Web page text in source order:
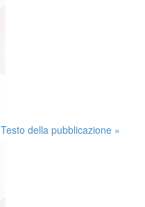
Testo della pubblicazione »